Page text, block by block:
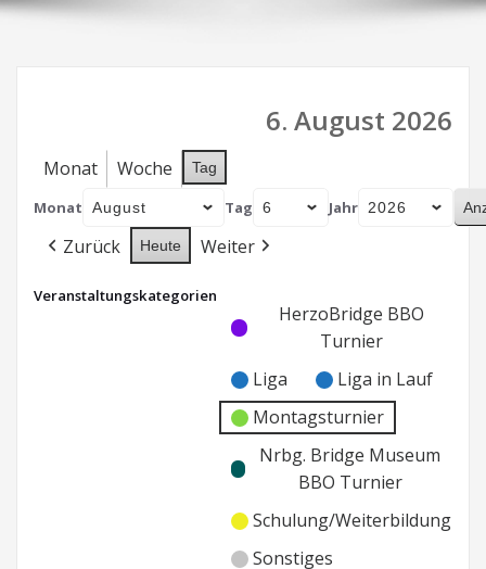
6. August 2026
Monat Woche Tag
Monat Tag Jahr
Zurück Heute Weiter
Veranstaltungskategorien
Kategorie
ohne
Kategorie
HerzoBridge BBO
Turnier
Liga
Liga in Lauf
Montagsturnier
Nrbg. Bridge Museum
BBO Turnier
Schulung/Weiterbildung
Sonstiges